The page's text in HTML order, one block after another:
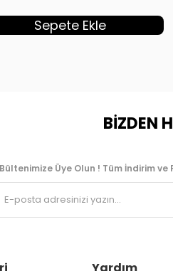
Sepete Ekle
BİZDEN
Bültenimize Üye Olun ! Tüm İndirim
Yardım